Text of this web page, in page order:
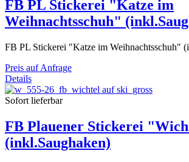
FB PL Stickerei "Katze im
Weihnachtsschuh"
FB PL Stickerei "Katze im Weihnachtsschuh"
Preis auf Anfrage
Details
Sofort lieferbar
FB Plauener Stickerei
(inkl.Saughaken)